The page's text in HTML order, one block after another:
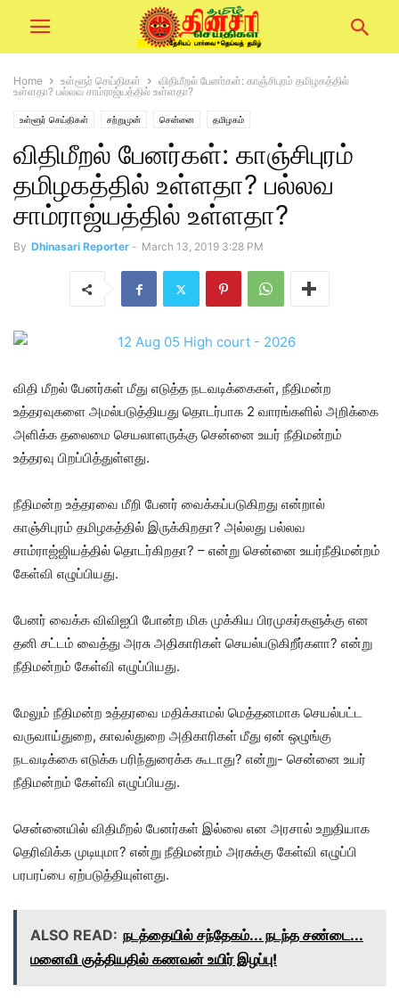
Home உள்ளூர் செய்திகள்
விதிமீறல் பேனர்கள்: காஞ்சிபுரம் தமிழகத்தில்
உள்ளதா? பல்லவ சாம்ராஜ்யத்தில் உள்ளதா?
உள்ளூர் செய்திகள் சற்றுமுன் சென்னை தமிழகம்
விதிமீறல் பேனர்கள்: காஞ்சிபுரம்
தமிழகத்தில் உள்ளதா? பல்லவ
சாம்ராஜ்யத்தில் உள்ளதா?
By Dhinasari Reporter - March 13, 2019 3:28 PM
விதி மீறல் பேனர்கள் மீது எடுத்த நடவடிக்கைகள், நீதிமன்ற
உத்தரவுகளை அமல்படுத்தியது தொடர்பாக 2 வாரங்களில் அறிக்கை
அளிக்க தலைமை செயலாளருக்கு சென்னை உயர் நீதிமன்றம்
உத்தரவு பிறப்பித்துள்ளது.
நீதிமன்ற உத்தரவை மீறி பேனர் வைக்கப்படுகிறது என்றால்
காஞ்சிபுரம் தமிழகத்தில் இருக்கிறதா? அல்லது பல்லவ
சாம்ராஜ்ஜியத்தில் தொடர்கிறதா? – என்று சென்னை உயர்நீதிமன்றம்
கேள்வி எழுப்பியது.
பேனர் வைக்க விவிஐபி போன்ற மிக முக்கிய பிரமுகர்களுக்கு என
தனி சட்டம் வைத்து அரசு அதிகாரிகள் செயல்படுகிறீர்களா? என்று
நீதிமன்றம் கேள்வி எழுப்பியது.
மேலும் நீதிமன்ற உத்தரவை மதிக்காமல் மெத்தனமாக செயல்பட்ட
வருவாய்துறை, காவல்துறை அதிகாரிகள் மீது ஏன் ஒழுங்கு
நடவடிக்கை எடுக்க பரிந்துரைக்க கூடாது? என்று- சென்னை உயர்
நீதிமன்றம் கேள்வி எழுப்பியது.
சென்னையில் விதிமீறல் பேனர்கள் இல்லை என அரசால் உறுதியாக
தெரிவிக்க முடியுமா? என்று நீதிமன்றம் அரசுக்கு கேள்வி எழுப்பி
பரபரப்பை ஏற்படுத்தியுள்ளது.
ALSO READ: நடத்தையில் சந்தேகம்... நடந்த சண்டை...
மனைவி குத்தியதில் கணவன் உயிர் இழப்பு!